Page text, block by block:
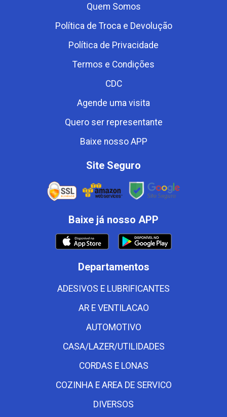
Quem Somos
Política de Troca e Devolução
Política de Privacidade
Termos e Condições
CDC
Agende uma visita
Quero ser representante
Baixe nosso APP
Site Seguro
Baixe já nosso APP
Departamentos
ADESIVOS E LUBRIFICANTES
AR E VENTILACAO
AUTOMOTIVO
CASA/LAZER/UTILIDADES
CORDAS E LONAS
COZINHA E AREA DE SERVICO
DIVERSOS